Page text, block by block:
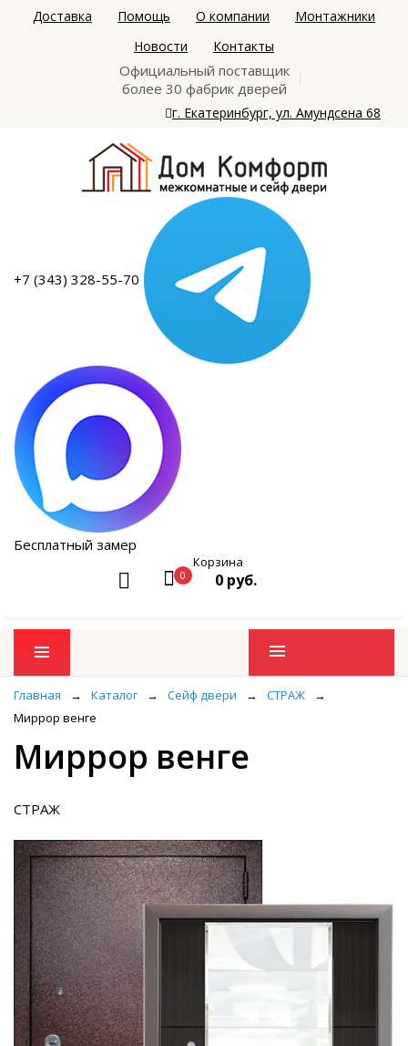
Доставка Помощь О компании
Монтажники
Новости
Контакты
Официальный поставщик
более 30 фабрик дверей
г. Екатеринбург, ул. Амундсена 68
+7 (343) 328-55-70
Бесплатный замер
0
Корзина
0 руб.
Промо товары
Главная → Каталог → Сейф двери → СТРАЖ
→
Миррор венге
Миррор венге
СТРАЖ